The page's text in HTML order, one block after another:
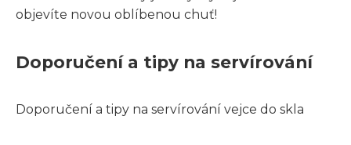
objevíte novou oblíbenou chuť!
Doporučení a tipy na servírování
Doporučení a tipy na servírování vejce do skla